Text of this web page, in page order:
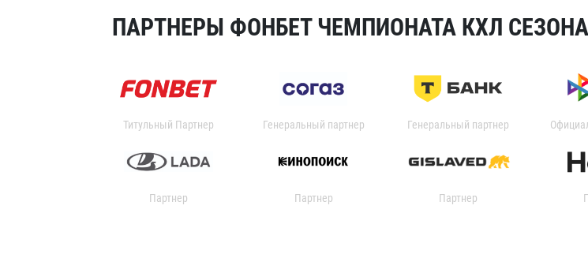
ПАРТНЕРЫ ФОНБЕТ ЧЕМПИОНАТА КХЛ СЕЗОНА
Титульный Партнер Генеральный партнер Генеральный партнер
Партнер Партнер Партнер